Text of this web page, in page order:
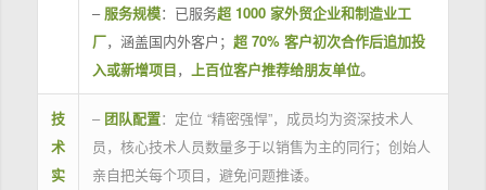
– 服务规模：已服务超 1000 家外贸企业和制造业工
厂，涵盖国内外客户； 超 70% 客户初次合作后追加投
入或新增项目， 上百位客户推荐给朋友单位。
技
术
实
– 团队配置：定位 “精密强悍”，成员均为资深技术人
员，核心技术人员数量多于以销售为主的同行；创始人
亲自把关每个项目，避免问题推诿。